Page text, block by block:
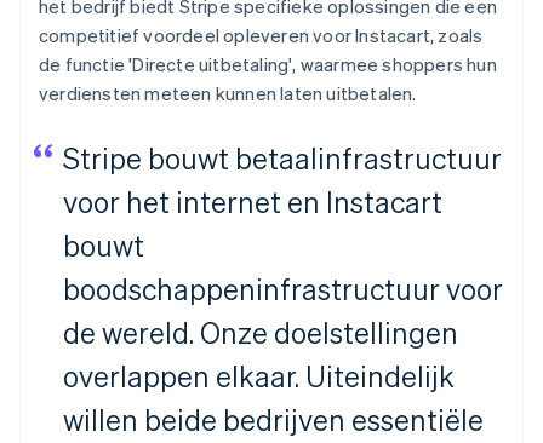
het bedrijf biedt Stripe specifieke oplossingen die een
competitief voordeel opleveren voor Instacart, zoals
de functie 'Directe uitbetaling', waarmee shoppers hun
verdiensten meteen kunnen laten uitbetalen.
Stripe bouwt betaalinfrastructuur
voor het internet en Instacart
bouwt
boodschappeninfrastructuur voor
de wereld. Onze doelstellingen
overlappen elkaar. Uiteindelijk
willen beide bedrijven essentiële